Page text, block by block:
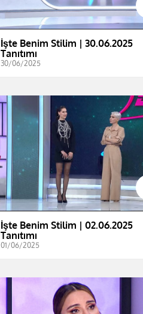
İşte Benim Stilim | 30.06.2025
Tanıtımı
30/06/2025
İşte Benim Stilim | 02.06.2025
Tanıtımı
01/06/2025